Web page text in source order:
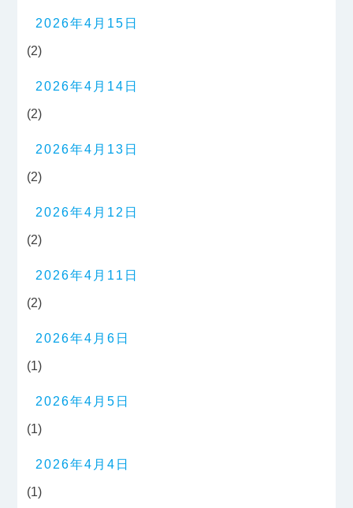
2026年4月15日
(2)
2026年4月14日
(2)
2026年4月13日
(2)
2026年4月12日
(2)
2026年4月11日
(2)
2026年4月6日
(1)
2026年4月5日
(1)
2026年4月4日
(1)